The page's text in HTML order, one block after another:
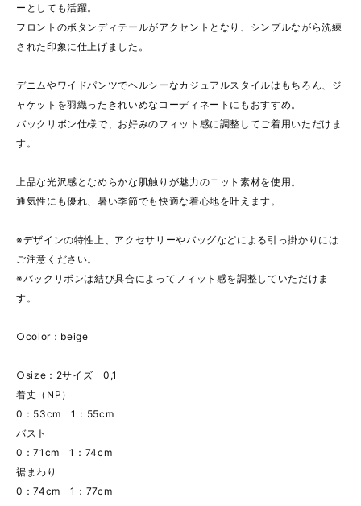
ーとしても活躍。
フロントのボタンディテールがアクセントとなり、シンプルながら洗練
された印象に仕上げました。
デニムやワイドパンツでヘルシーなカジュアルスタイルはもちろん、ジ
ャケットを羽織ったきれいめなコーディネートにもおすすめ。
バックリボン仕様で、お好みのフィット感に調整してご着用いただけま
す。
上品な光沢感となめらかな肌触りが魅力のニット素材を使用。
通気性にも優れ、暑い季節でも快適な着心地を叶えます。
※デザインの特性上、アクセサリーやバッグなどによる引っ掛かりには
ご注意ください。
※バックリボンは結び具合によってフィット感を調整していただけま
す。
○color：beige
○size：2サイズ 0,1
着丈（NP）
0：53cm 1：55cm
バスト
0：71cm 1：74cm
裾まわり
0：74cm 1：77cm